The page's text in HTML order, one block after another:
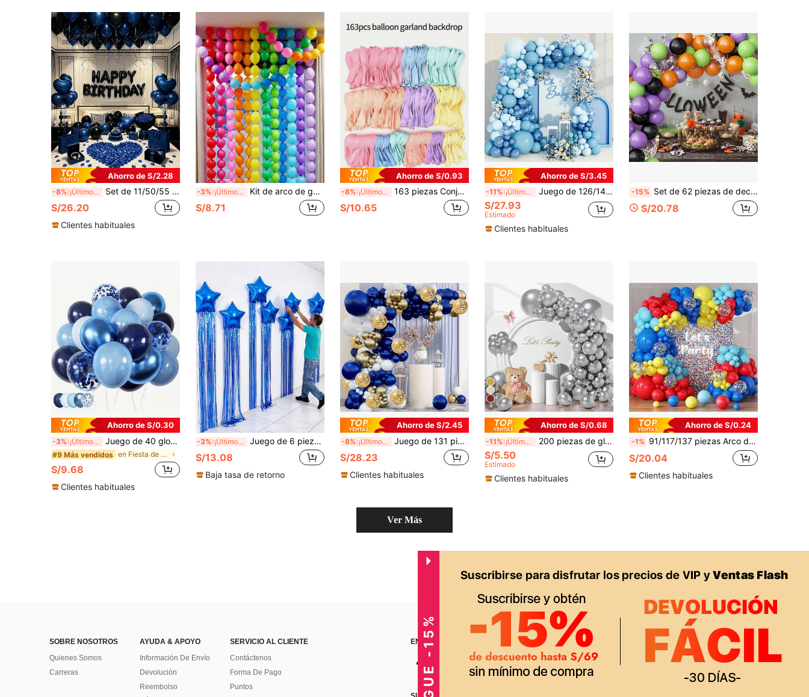
Ahorro de S/2.28
-8% ¡Últimos 2 días Set de 11/50/55 globos para cumpleaños azul marino y negro - Globos con pancarta de Feliz Cumpleaños en negro + Globos de lámina con forma de corazón azul + Globos de látex azul marino y negro, adecuado para fiestas de cumpleaños de hombres y mujeres, fondos fotográficos, aniversarios, decoración de habitaciones
S/26.20
Clientes habituales
-3% ¡Últimos 2 días Kit de arco de guirnalda de globos de látex autoconectables de 90 piezas con conectores, decoración de pared de globos DIY de colores mixtos arcoíris, adecuado para decoración de fiestas de cumpleaños, baby shower, boda y despedida de soltera
S/8.71
Ahorro de S/0.93
-8% ¡Últimos 2 días 163 piezas Conjunto de arco de globos de color macaron pastel, adecuado para fiesta de cumpleaños, baby shower, bautizo, revelación de género y boda
S/10.65
Ahorro de S/3.45
-11% ¡Últimos 2 días Juego de 126/141 globos azules, con globos de látex azul metálico combinados con globos de papel de aluminio con purpurina, adecuado para cumpleaños, decoración de baño, boda, ceremonia de graduación, ceremonia de mayoría de edad, suministros de decoración de fondo para fiesta con temática oceánica
S/27.93
Estimado
Clientes habituales
-15% Set de 62 piezas de decoración de globos para fiesta de Halloween, globos de 12 pulgadas en negro, naranja, verde y púrpura con confeti de colores, adecuado para decoración de fiesta de Halloween infantil, fiesta de cumpleaños, baby shower, despedida de soltero y otras ocasiones
S/20.78
Ahorro de S/0.30
-3% ¡Últimos 2 días Juego de 40 globos de 10 pulgadas, globos de látex azul oscuro y azul claro, globos de lámina con lentejuelas, adecuados para decoración de cumpleaños de hombres, bodas, aniversarios y fiestas de adolescentes
#9 Más vendidos en Fiesta de bodas Globos Decorativos
S/9.68
Clientes habituales
-3% ¡Últimos 2 días Juego de 6 piezas de globos con borlas azules y estrellas, globos de fiesta de meteorito disco, incluye globos de estrella de 18 pulgadas, borlas de cortina de lluvia azul, adecuado para fiesta de cumpleaños, decoración 2026, decoración de fiesta disco, decoración de cumpleaños para hombres, fiesta de aniversario, decoración de fiesta con tema de música K-Pop, decoración de despedida de soltero
S/13.08
Baja tasa de retorno
Ahorro de S/2.45
-8% ¡Últimos 2 días Juego de 131 piezas de globos de látex azul marino, blanco y dorado metálico, globos azules metálicos con globos de confeti, perfecto para decoraciones interiores y exteriores, como decoración de cumpleaños, boda, graduación, baile de graduación, ceremonia de inauguración, etc.
S/28.23
Clientes habituales
4
Ahorro de S/0.68
-11% ¡Últimos 2 días 200 piezas de globos de látex decorativos de metal plateado de 5 pulgadas que se pueden personalizar con decoraciones sencillas para fiestas como cumpleaños, bodas, compromisos, fotografía al aire libre, baby showers, granjas, arcos de globos, fiestas de soltero, revelación de sexo, día de la madre, graduación, aniversarios
S/5.50
Estimado
Clientes habituales
Ahorro de S/0.24
-1% 91/117/137 piezas Arco de guirnalda de globos de carnaval y circo, globos de colores primarios rojo, azul y amarillo, globos de lámina de aluminio con purpurina, utilizados para fiestas de cumpleaños, bodas, decoraciones con temática de carnaval, parques de atracciones, ceremonias de mayoría de edad, despedidas de soltero,
S/20.04
Clientes habituales
Ver Más
SOBRE NOSOTROS
Quienes Somos
Carreras
AYUDA & APOYO
Información De Envío
Devolución
Reembolso
SERVICIO AL CLIENTE
Contáctenos
Forma De Pago
Puntos
ENCUÉNTRANOS EN APP